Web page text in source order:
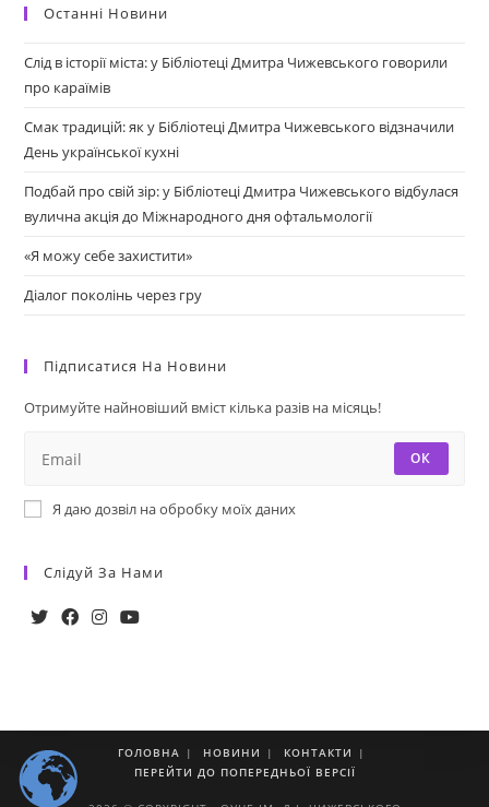
Останні Новини
Слід в історії міста: у Бібліотеці Дмитра Чижевського говорили
про караїмів
Смак традицій: як у Бібліотеці Дмитра Чижевського відзначили
День української кухні
Подбай про свій зір: у Бібліотеці Дмитра Чижевського відбулася
вулична акція до Міжнародного дня офтальмології
«Я можу себе захистити»
Діалог поколінь через гру
Підписатися На Новини
Отримуйте найновіший вміст кілька разів на місяць!
ОК
Я даю дозвіл на обробку моїх даних
Слідуй За Нами
ГОЛОВНА НОВИНИ
КОНТАКТИ
ПЕРЕЙТИ ДО ПОПЕРЕДНЬОЇ ВЕРСІЇ